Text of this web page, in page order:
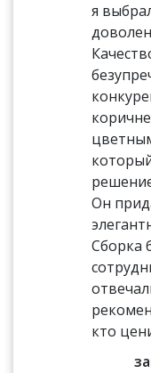
я
Он
Сборка
кто